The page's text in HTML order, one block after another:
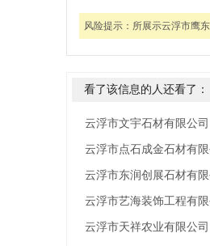
风险提示： 所展示云浮市鹰
看了该信息的人还看了：
云浮市文宇石材有限公司
云浮市点石成金石材有限
云浮市东润创展石材有限
云浮市艺海装饰工程有限
云浮市天祥农业有限公司